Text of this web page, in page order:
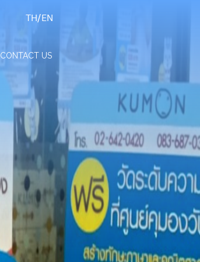
TH/EN
CONTACT US